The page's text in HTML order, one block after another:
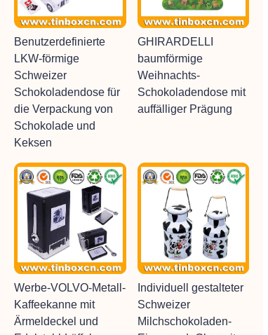
Benutzerdefinierte
LKW-förmige
Schweizer
Schokoladendose für
die Verpackung von
Schokolade und
Keksen
GHIRARDELLI
baumförmige
Weihnachts-
Schokoladendose mit
auffälliger Prägung
Werbe-VOLVO-Metall-
Kaffeekanne mit
Ärmeldeckel und
Individuell gestalteter
Schweizer
Milchschokoladen-